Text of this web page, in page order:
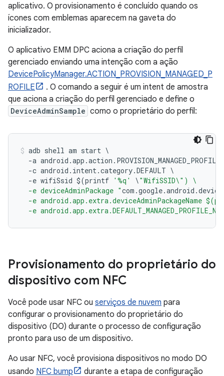
aplicativo. O provisionamento é concluído quando os
ícones com emblemas aparecem na gaveta do
inicializador.
O aplicativo EMM DPC aciona a criação do perfil
gerenciado enviando uma intenção com a ação
DevicePolicyManager.ACTION_PROVISION_MANAGED_P
ROFILE
. O comando a seguir é um intent de amostra
que aciona a criação do perfil gerenciado e define o
DeviceAdminSample como o proprietário do perfil:
adb shell am start \
-a android .app .action . PROVISION_MANAGED_PROFILE
-c android . intent.category.DEFAULT \
-e wifiSsid $(printf '%q' \"WifiSSID\") \
-e deviceAdminPackage "com .google.android .
-e android.app.extra.deviceAdminPackageName
-e
Provisionamento do proprietário do
dispositivo com NFC
Você pode usar NFC ou serviços de nuvem para
configurar o provisionamento do proprietário do
dispositivo (DO) durante o processo de configuração
pronto para uso de um dispositivo.
Ao usar NFC, você provisiona dispositivos no modo DO
usando NFC bump
durante a etapa de configuração